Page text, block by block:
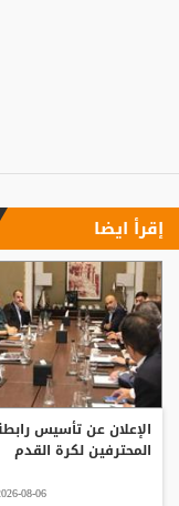
إقرأ ايضا
الإعلان عن تأسيس
المحترفين لكرة القدم
2026-08-06 |